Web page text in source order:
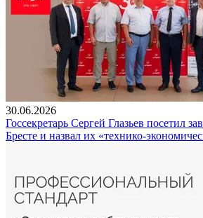
30.06.2026
Госсекретарь Сергей Глазьев посетил
Бресте и назвал их «технико-